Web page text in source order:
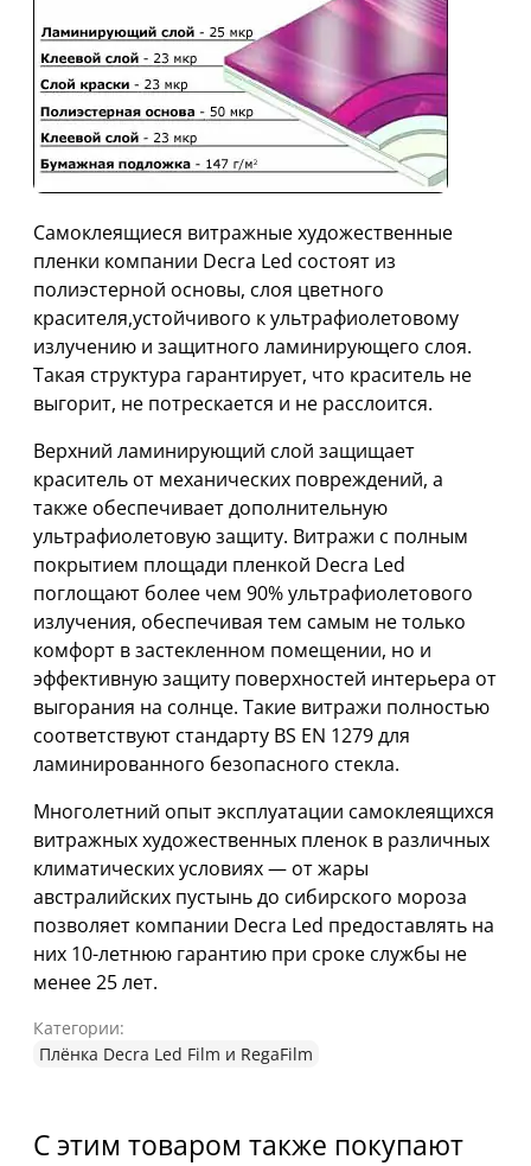
Самоклеящиеся витражные художественные
пленки компании Decra Led состоят из
полиэстерной основы, слоя цветного
красителя,устойчивого к ультрафиолетовому
излучению и защитного ламинирующего слоя.
Такая структура гарантирует, что краситель не
выгорит, не потрескается и не расслоится.
Верхний ламинирующий слой защищает
краситель от механических повреждений, а
также обеспечивает дополнительную
ультрафиолетовую защиту. Витражи с полным
покрытием площади пленкой Decra Led
поглощают более чем 90% ультрафиолетового
излучения, обеспечивая тем самым не только
комфорт в застекленном помещении, но и
эффективную защиту поверхностей интерьера от
выгорания на солнце. Такие витражи полностью
соответствуют стандарту BS EN 1279 для
ламинированного безопасного стекла.
Многолетний опыт эксплуатации самоклеящихся
витражных художественных пленок в различных
климатических условиях — от жары
австралийских пустынь до сибирского мороза
позволяет компании Decra Led предоставлять на
них 10-летнюю гарантию при сроке службы не
менее 25 лет.
Категории:
Плёнка Decra Led Film и RegaFilm
С этим товаром также покупают